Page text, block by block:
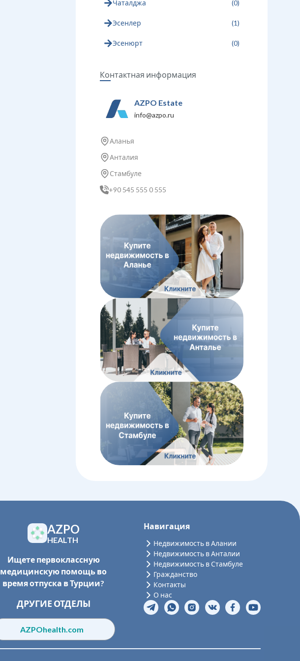
Чаталджа (0)
Эсенлер (1)
Эсенюрт (0)
Контактная информация
AZPO Estate
info@azpo.ru
Аланья
Анталия
Стамбуле
+90 545 555 0 555
AZPO
HEALTH
Ищете первоклассную
медицинскую помощь во
время отпуска в Турции?
ДРУГИЕ ОТДЕЛЫ
AZPOhealth.com
Навигация
Недвижимость в Алании
Недвижимость в Анталии
Недвижимость в Стамбуле
Гражданство
Контакты
О нас